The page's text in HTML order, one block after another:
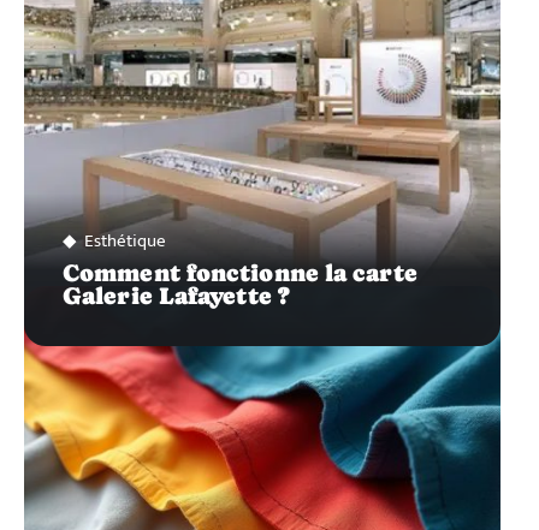
Esthétique
Comment fonctionne la carte
Galerie Lafayette ?